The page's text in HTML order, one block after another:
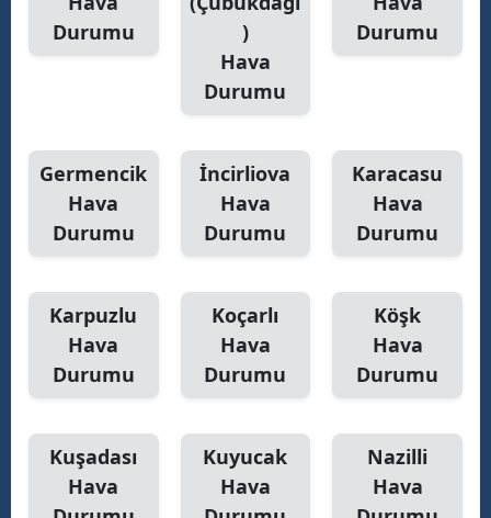
Durumu
)
Hava
Durumu
Durumu
Germencik
Hava
Durumu
İncirliova
Hava
Durumu
Karacasu
Hava
Durumu
Karpuzlu
Hava
Durumu
Koçarlı
Hava
Durumu
Köşk
Hava
Durumu
Kuşadası
Hava
Kuyucak
Hava
Nazilli
Hava